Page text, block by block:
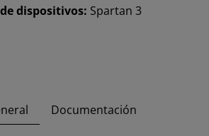
dispositivos: Spartan 3
Documentación